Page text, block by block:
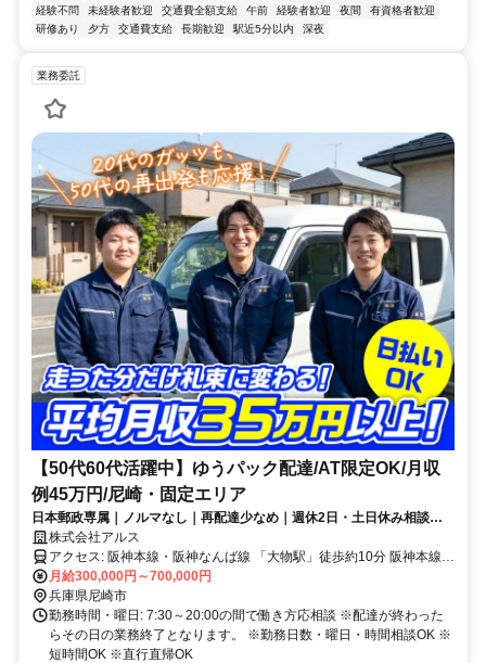
経験不問
未経験者歓迎 交通費全額支給 午前 経験者歓迎 夜間
有資格者歓迎
研修あり
夕方 交通費支給 長期歓迎 駅近5分以内 深夜
業務委託
【50代60代活躍中】ゆうパック配達/AT限定OK/月収
例45万円/尼崎・固定エリア
日本郵政専属｜ノルマなし｜再配達少なめ｜週休2日・土日休み相談可
｜未経験・AT限定OK｜半径5kmの近距離配達だから効率的に回れる
株式会社アルス
アクセス: 阪神本線・阪神なんば線 「大物駅」徒歩約10分 阪神本線・
月給300,000円～700,000円
兵庫県尼崎市
勤務時間・曜日: 7:30～20:00の間で働き方応相談 ※配達が終わった
らその日の業務終了となります。 ※勤務日数・曜日・時間相談OK ※
短時間OK ※直行直帰OK